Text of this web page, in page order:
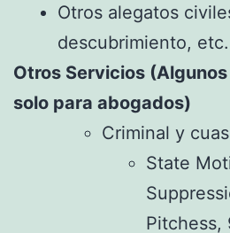
Otros alegatos
descubrimiento, etc.
Otros Servicios
solo para abogados)
Criminal y
State
Pitchess,